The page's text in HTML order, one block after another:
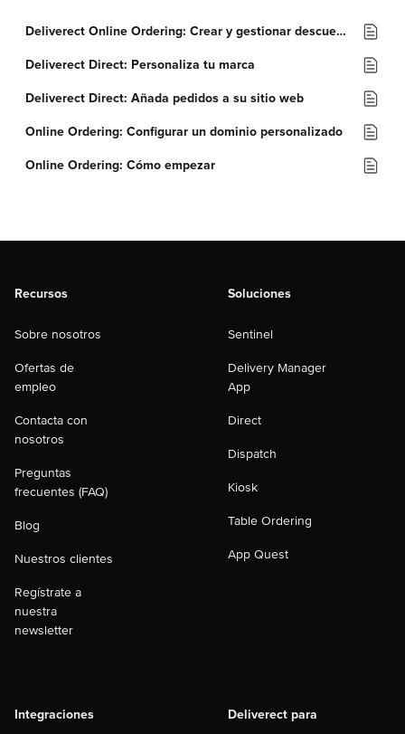
Deliverect Online Ordering: Crear y gestionar descuentos
Deliverect Direct: Personaliza tu marca
Deliverect Direct: Añada pedidos a su sitio web
Online Ordering: Configurar un dominio personalizado
Online Ordering: Cómo empezar
Recursos
Sobre nosotros
Ofertas de
empleo
Contacta con
nosotros
Preguntas
frecuentes (FAQ)
Blog
Nuestros clientes
Regístrate a
nuestra
newsletter
Soluciones
Sentinel
Delivery Manager
App
Direct
Dispatch
Kiosk
Table Ordering
App Quest
Integraciones Deliverect para